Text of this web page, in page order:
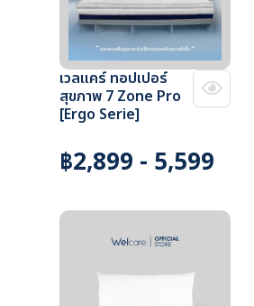
เวลแคร์ ทอปเปอร์
สุขภาพ 7 Zone Pro
[Ergo Serie]
฿2,899 - 5,599